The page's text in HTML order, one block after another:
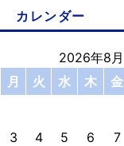
カレンダー
2026年8月
月
火 水 木 金
3
4 5 6 7